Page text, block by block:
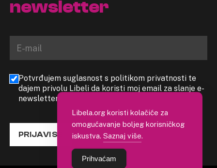
newsletter
Potvrđujem suglasnost s politikom privatnosti te
dajem privolu Libeli da koristi moj email za slanje e-
newslettera
PRIJAVI SE
Libela.org koristi kolačiće za
omogućavanje boljeg korisničkog
iskustva. Saznaj više.
Prihvaćam